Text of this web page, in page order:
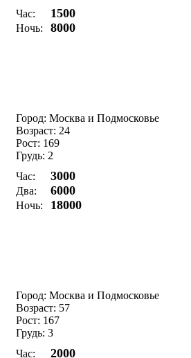
Час:
1500
Ночь: 8000
Город: Москва и Подмосковье
Возраст: 24
Рост: 169
Грудь: 2
Час:
3000
Два: 6000
Ночь: 18000
Город: Москва и Подмосковье
Возраст: 57
Рост: 167
Грудь: 3
Час:
2000